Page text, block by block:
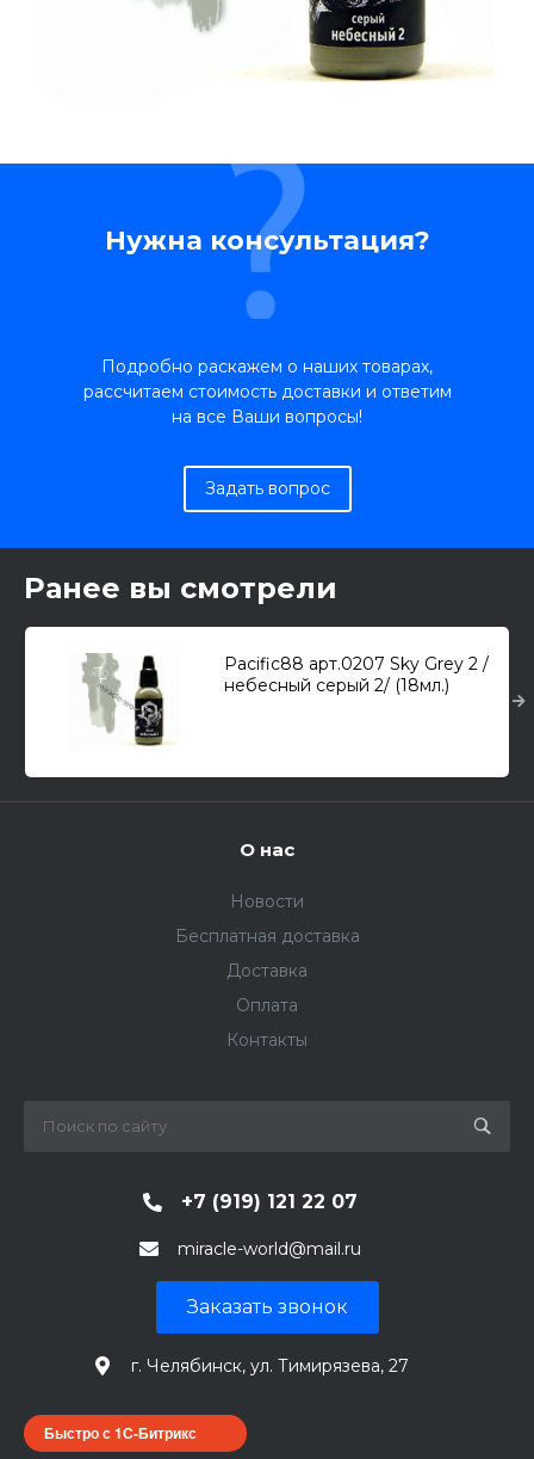
Нужна консультация?
Подробно раскажем о наших товарах,
рассчитаем стоимость доставки и ответим
на все Ваши вопросы!
Задать вопрос
Ранее вы смотрели
Pacific88 арт.0207 Sky Grey 2 /
небесный серый 2/ (18мл.)
О нас
Новости
Бесплатная доставка
Доставка
Оплата
Контакты
+7 (919) 121 22 07
miracle-world@mail.ru
Заказать звонок
г. Челябинск, ул. Тимирязева, 27
Быстро с 1С-Битрикс